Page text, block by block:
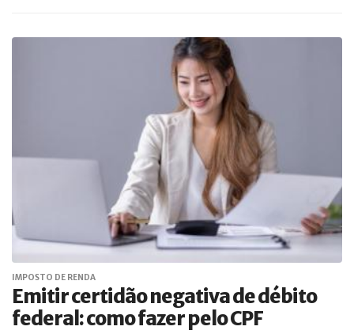
IMPOSTO DE RENDA
Emitir certidão negativa de débito
federal: como fazer pelo CPF